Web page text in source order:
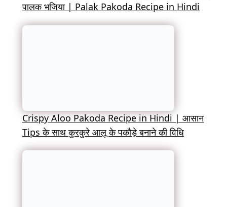
पालक भजिया | Palak Pakoda Recipe in Hindi
Crispy Aloo Pakoda Recipe in Hindi | आसान
Tips के साथ कुरकुरे आलू के पकौड़े बनाने की विधि